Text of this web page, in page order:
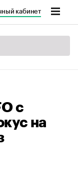
кабинет
с
на